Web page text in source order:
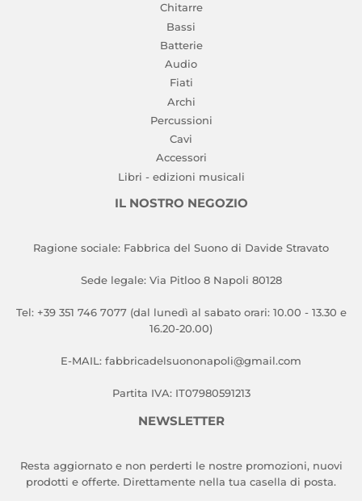
Chitarre
Bassi
Batterie
Audio
Fiati
Archi
Percussioni
Cavi
Accessori
Libri - edizioni musicali
IL NOSTRO NEGOZIO
Ragione sociale: Fabbrica del Suono di Davide Stravato
Sede legale: Via Pitloo 8 Napoli 80128
Tel: +39 351 746 7077 (dal lunedì al sabato orari: 10.00 - 13.30 e
16.20-20.00)
E-MAIL: fabbricadelsuononapoli@gmail.com
Partita IVA: IT07980591213
NEWSLETTER
Resta aggiornato e non perderti le nostre promozioni, nuovi
prodotti e offerte. Direttamente nella tua casella di posta.